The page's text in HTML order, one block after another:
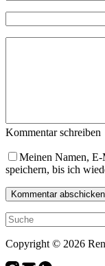
Kommentar schreiben
Meinen Namen,
speichern, bis ich
Kommentar abschicken
Copyright © 2026